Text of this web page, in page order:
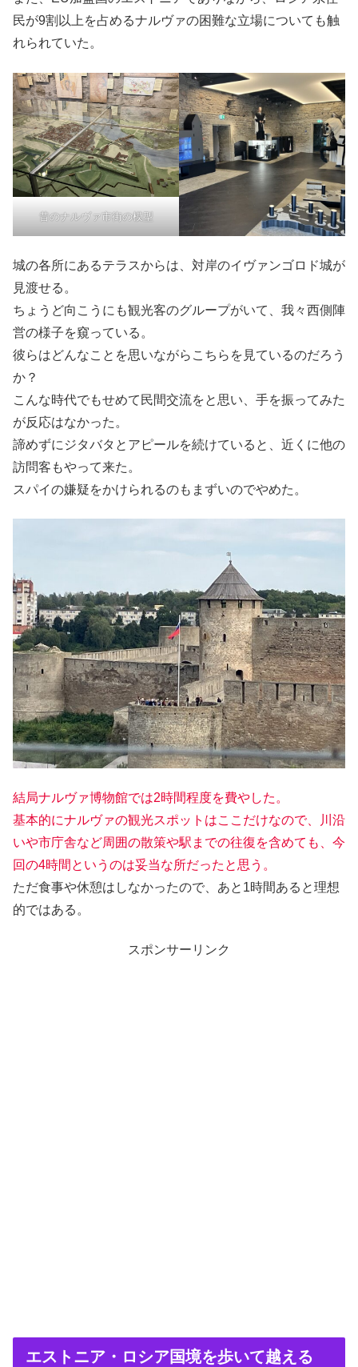
民が9割以上を占めるナルヴァの困難な立場についても触
れられていた。
昔のナルヴァ市街の模型
城の各所にあるテラスからは、対岸のイヴァンゴロド城が
見渡せる。
ちょうど向こうにも観光客のグループがいて、我々西側陣
営の様子を窺っている。
彼らはどんなことを思いながらこちらを見ているのだろう
か？
こんな時代でもせめて民間交流をと思い、手を振ってみた
が反応はなかった。
諦めずにジタバタとアピールを続けていると、近くに他の
訪問客もやって来た。
スパイの嫌疑をかけられるのもまずいのでやめた。
結局ナルヴァ博物館では2時間程度を費やした。
基本的にナルヴァの観光スポットはここだけなので、川沿
いや市庁舎など周囲の散策や駅までの往復を含めても、今
回の4時間というのは妥当な所だったと思う。
ただ食事や休憩はしなかったので、あと1時間あると理想
的ではある。
スポンサーリンク
エストニア・ロシア国境を歩いて越える